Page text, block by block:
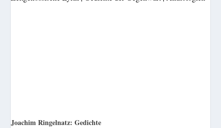
Joachim Ringelnatz: Gedichte